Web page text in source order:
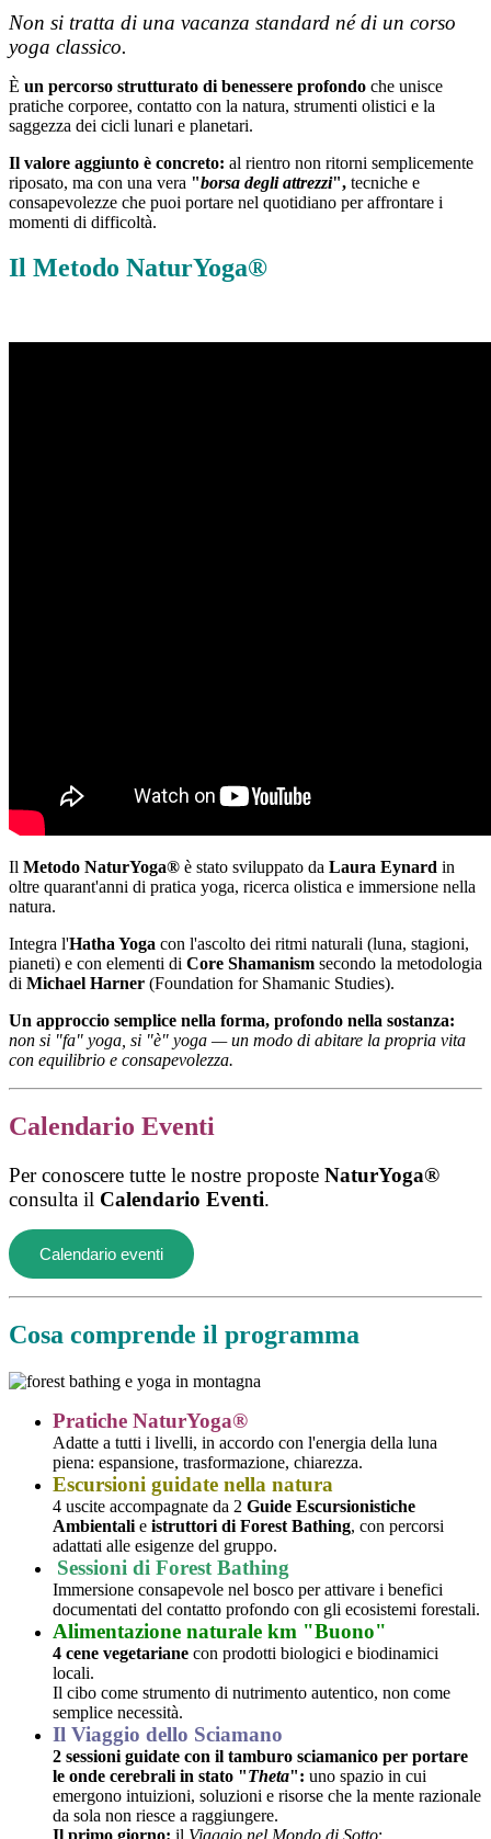
Non si tratta di una vacanza standard né di un corso
yoga classico.
È un percorso strutturato di benessere profondo che unisce
pratiche corporee, contatto con la natura, strumenti olistici e la
saggezza dei cicli lunari e planetari.
Il valore aggiunto è concreto: al rientro non ritorni semplicemente
riposato, ma con una vera "borsa degli attrezzi", tecniche e
consapevolezze che puoi portare nel quotidiano per affrontare i
momenti di difficoltà.
Il Metodo NaturYoga®
Il Metodo NaturYoga® è stato sviluppato da Laura Eynard in
oltre quarant'anni di pratica yoga, ricerca olistica e immersione nella
natura.
Integra l'Hatha Yoga con l'ascolto dei ritmi naturali (luna, stagioni,
pianeti) e con elementi di Core Shamanism secondo la metodologia
di Michael Harner (Foundation for Shamanic Studies).
Un approccio semplice nella forma, profondo nella sostanza:
non si "fa" yoga, si "è" yoga — un modo di abitare la propria vita
con equilibrio e consapevolezza.
Calendario Eventi
Per conoscere tutte le nostre proposte NaturYoga®
consulta il Calendario Eventi.
Calendario eventi
Cosa comprende il programma
Pratiche NaturYoga®
Adatte a tutti i livelli, in accordo con l'energia della luna
piena: espansione, trasformazione, chiarezza.
Escursioni guidate nella natura
4 uscite accompagnate da 2 Guide Escursionistiche
Ambientali e istruttori di Forest Bathing, con percorsi
adattati alle esigenze del gruppo.
Sessioni di Forest Bathing
Immersione consapevole nel bosco per attivare i benefici
documentati del contatto profondo con gli ecosistemi forestali.
Alimentazione naturale km "Buono"
4 cene vegetariane con prodotti biologici e biodinamici
locali.
Il cibo come strumento di nutrimento autentico, non come
semplice necessità.
Il Viaggio dello Sciamano
2 sessioni guidate con il tamburo sciamanico per portare
le onde cerebrali in stato "Theta": uno spazio in cui
emergono intuizioni, soluzioni e risorse che la mente razionale
da sola non riesce a raggiungere.
Il primo giorno: il Viaggio nel Mondo di Sotto;